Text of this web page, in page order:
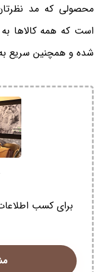
محصولی که مد
است که همه کالاها
شده و همچنین سریع
برای کسب